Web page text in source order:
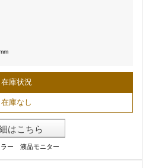
在庫状況
在庫なし
はこちら
ラー 液晶モニター